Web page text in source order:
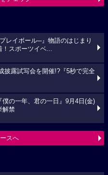
レイボール─』物語のはじまり
スポーツイベ...
披露試写会を開催!?『5秒で完全
の一年、君の一日』9月4日(金)
解禁
スへ